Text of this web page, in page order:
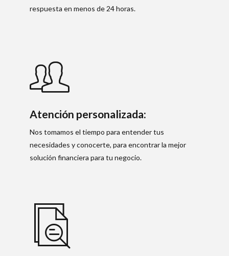
respuesta en menos de 24 horas.
Atención personalizada:
Nos tomamos el tiempo para entender tus
necesidades y conocerte, para encontrar la mejor
solución financiera para tu negocio.